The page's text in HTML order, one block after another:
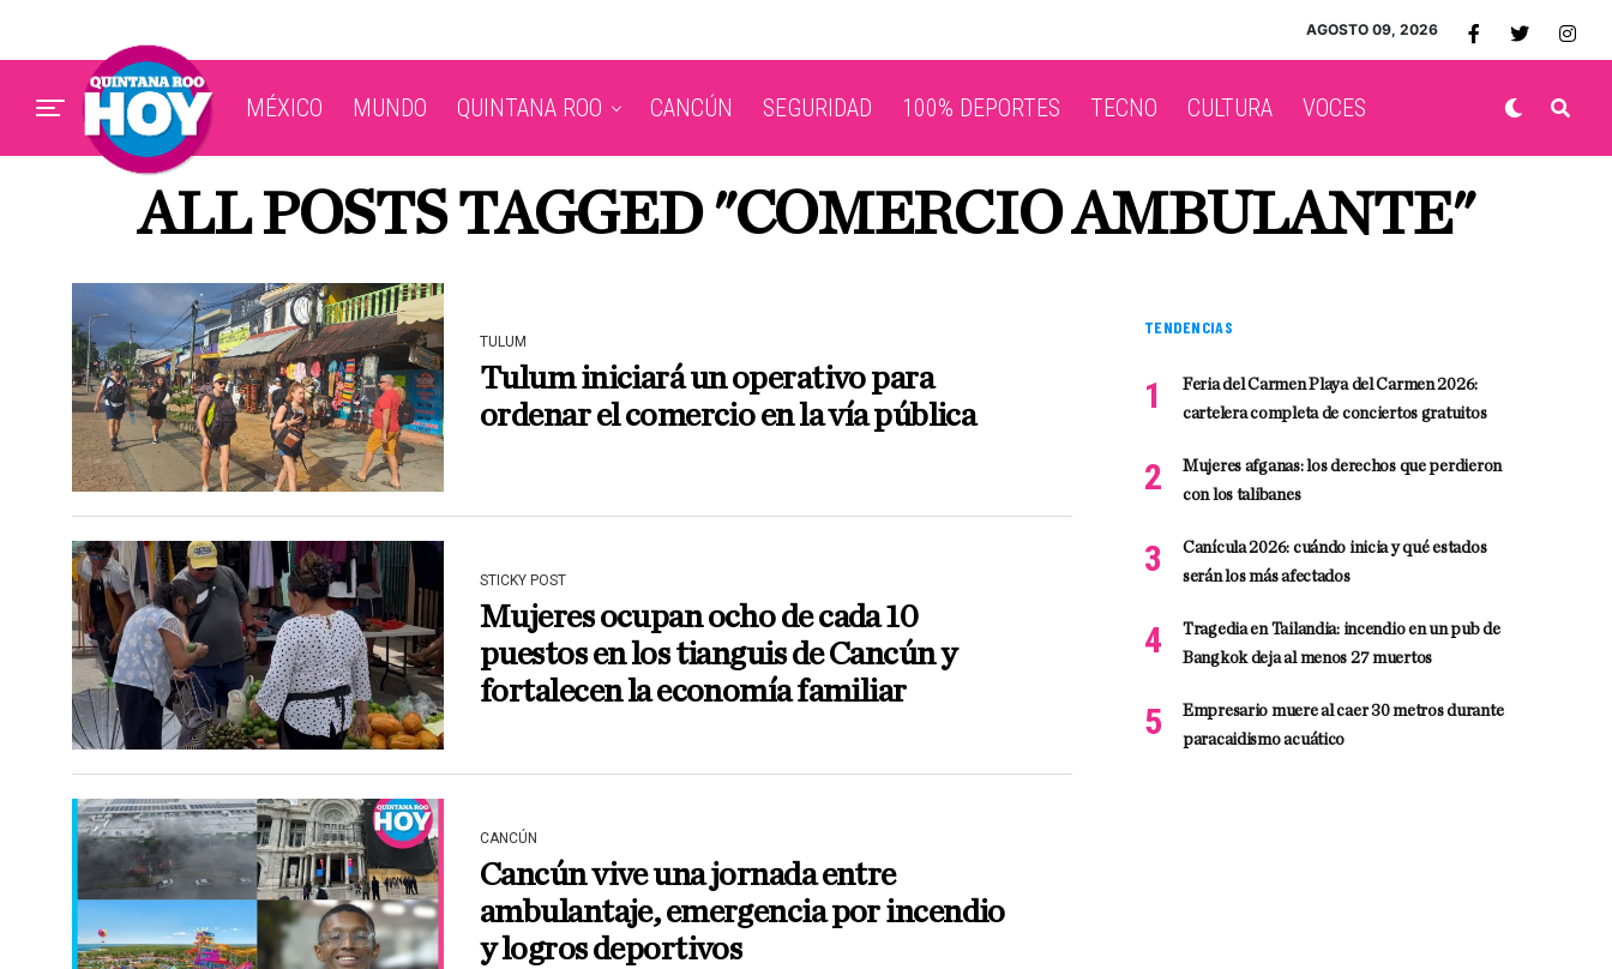
AGOSTO 09, 2026
MÉXICO MUNDO QUINTANA ROO CANCÚN SEGURIDAD 100% DEPORTES TECNO CULTURA VOCES
ALL POSTS TAGGED "COMERCIO AMBULANTE"
TULUM
Tulum iniciará un operativo para
ordenar el comercio en la vía pública
STICKY POST
Mujeres ocupan ocho de cada 10
puestos en los tianguis de Cancún y
fortalecen la economía familiar
CANCÚN
Cancún vive una jornada entre
ambulantaje, emergencia por incendio
y logros deportivos
TENDENCIAS
Feria del Carmen Playa del Carmen 2026:
cartelera completa de conciertos gratuitos
Mujeres afganas: los derechos que perdieron
con los talibanes
Canícula 2026: cuándo inicia y qué estados
serán los más afectados
Tragedia en Tailandia: incendio en un pub de
Bangkok deja al menos 27 muertos
Empresario muere al caer 30 metros durante
paracaidismo acuático